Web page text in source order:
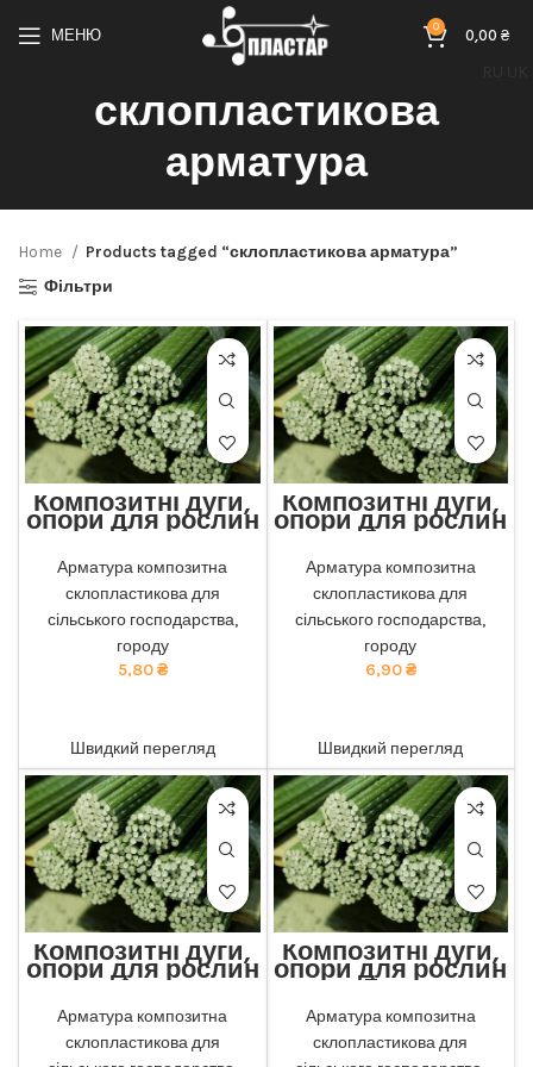
МЕНЮ 0 0,00₴
склопластикова
арматура
Home
Products tagged “склопластикова арматура”
Фільтри
Композитні дуги,
опори для рослин
4мм
Відмінна міцність та
довговічність: наша
композитна арматура
забезпечує найкращу
якість. тел 068-921-45-45
Арматура композитна
склопластикова для
сільського господарства,
городу
5,80₴
Швидкий перегляд
Композитні дуги,
опори для рослин
5мм
Відмінна міцність та
довговічність: наша
композитна арматура
забезпечує найкращу
якість. тел 068-921-45-45
Арматура композитна
склопластикова для
сільського господарства,
городу
6,90₴
Швидкий перегляд
Композитні дуги,
опори для рослин
6мм
Відмінна міцність та
довговічність: наша
композитна арматура
Арматура композитна
склопластикова для
Композитні дуги,
опори для рослин
7мм
Відмінна міцність та
довговічність: наша
композитна арматура
Арматура композитна
склопластикова для